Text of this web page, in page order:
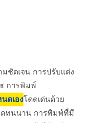
ชัดเจน การปรับแต่ง
การพิมพ์
ดเองโดดเด่นด้วย
ทนนาน การพิมพ์ที่มี